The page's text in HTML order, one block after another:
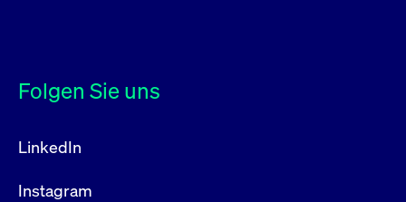
Folgen Sie uns
LinkedIn
Instagram